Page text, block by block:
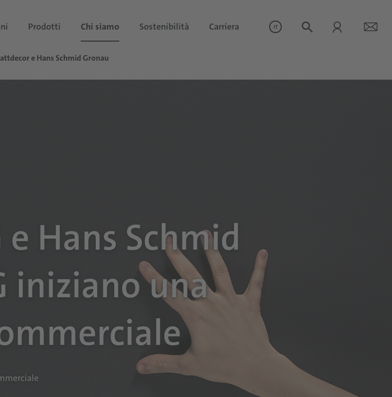
Prodotti Chi siamo Sostenibilità Carriera IT
e Hans Schmid Gronau
Hans Schmid
iniziano una